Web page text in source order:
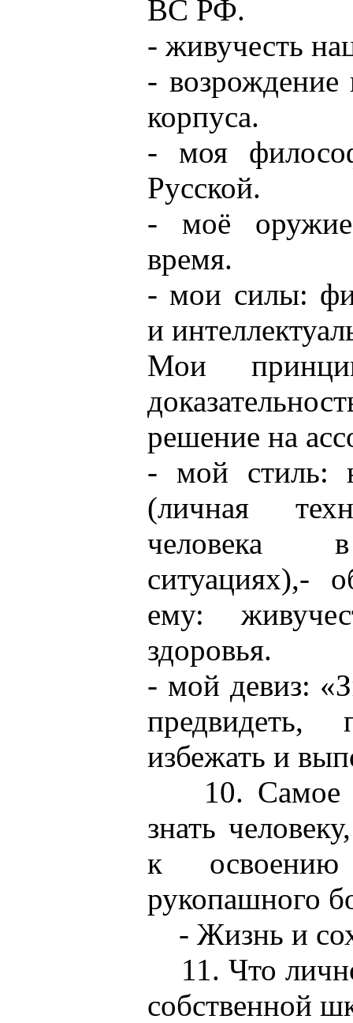
ВС РФ.
- живучесть
- возрождение
корпуса.
- моя
Русской.
- моё
время.
- мои силы:
и
Мои
решение на
- мой стиль:
(личная
человека
ситуациях),-
ему:
здоровья.
- мой девиз:
предвидеть,
избежать и
10. Самое
знать
к освоению
рукопашного
- Жизнь и
11. Что
собственной